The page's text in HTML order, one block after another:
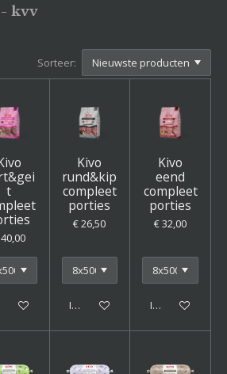
kvv
Sorteer:
t
Kivo
rund&kip
compleet
porties
€ 26,50
In winkelwagen
Kivo
eend
compleet
porties
€ 32,00
In winkelwagen